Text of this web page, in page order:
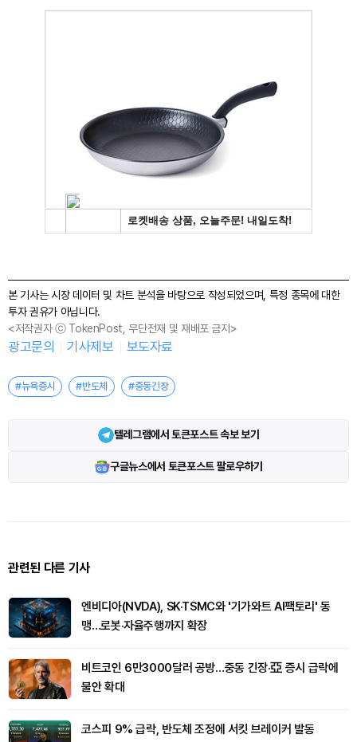
본 기사는 시장 데이터 및 차트 분석을 바탕으로 작성되었으며, 특정 종목에 대한
투자 권유가 아닙니다.
<저작권자 ⓒ TokenPost, 무단전재 및 재배포 금지>
광고문의 기사제보 보도자료
#뉴욕증시 #반도체 #중동긴장
텔레그램에서 토큰포스트 속보 보기
구글뉴스에서 토큰포스트 팔로우하기
관련된 다른 기사
엔비디아(NVDA), SK·TSMC와 '기가와트 AI팩토리' 동
맹…로봇·자율주행까지 확장
비트코인 6만3000달러 공방…중동 긴장·亞 증시 급락에
불안 확대
코스피 9% 급락, 반도체 조정에 서킷 브레이커 발동